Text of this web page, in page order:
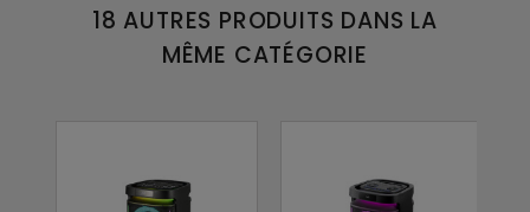
18 AUTRES PRODUITS DANS LA
MÊME CATÉGORIE